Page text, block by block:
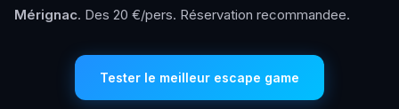
Mérignac. Des 20 €/pers. Réservation recommandee.
Tester le meilleur escape game